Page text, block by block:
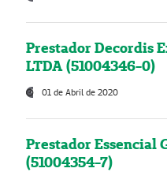
Prestador Decordis
LTDA (51004346-0)
01 de Abril de 2020
Prestador Essencial
(51004354-7)